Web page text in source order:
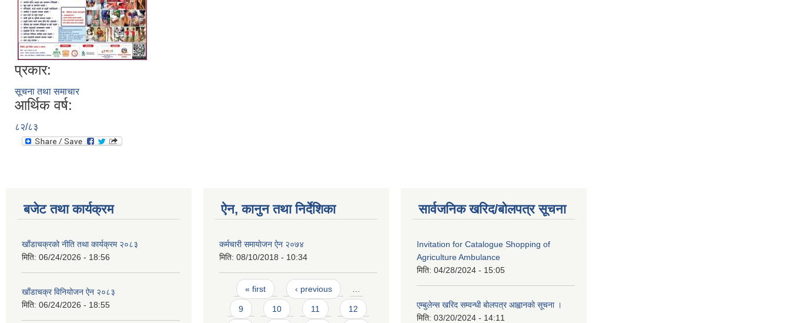
प्रकार:
सूचना तथा समाचार
आर्थिक वर्ष:
८२/८३
बजेट तथा कार्यक्रम
खाँडाचक्रको नीति तथा कार्यक्रम २०८३
मिति: 06/24/2026 - 18:56
खाँडाचक्र विनियोजन ऐन २०८३
मिति: 06/24/2026 - 18:55
ऐन, कानुन तथा निर्देशिका
कर्मचारी समायाेजन ऐन २०७४
मिति: 08/10/2018 - 10:34
Pages
« first ‹ previous …
9 10 11 12
सार्वजनिक खरिद/बोलपत्र सूचना
Invitation for Catalogue Shopping of
Agriculture Ambulance
मिति: 04/28/2024 - 15:05
एम्बुलेन्स खरिद सम्वन्धी बाेलपत्र आह्वानकाे सूचना ।
मिति: 03/20/2024 - 14:11